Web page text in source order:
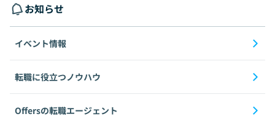
お知らせ
イベント情報
転職に役立つノウハウ
Offersの転職エージェント